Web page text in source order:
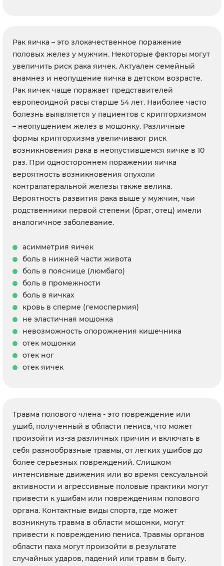
Рак яичка – это злокачественное поражение
половых желез у мужчин. Некоторые факторы могут
увеличить риск рака яичек. Актуален семейный
анамнез и неопущение яичка в детском возрасте.
Рак яичек чаще поражает представителей
европеоидной расы старше 54 лет. Наиболее часто
болезнь выявляется у пациентов с крипторхизмом
– неопущением желез в мошонку. Различные
формы крипторхизма увеличивают риск
возникновения рака в неопустившемся яичке в 10
раз. При одностороннем поражении яичка
вероятность возникновения опухоли
контралатеральной железы также велика.
Вероятность развития рака выше у мужчин, чьи
родственники первой степени (брат, отец) имели
аналогичное заболевание.
асимметрия яичек
боль в нижней части живота
боль в пояснице (люмбаго)
боль в промежности
боль в яичках
кровь в сперме (гемоспермия)
не эластичная мошонка
невозможность опорожнения кишечника
отек мошонки
отек ног
отек яичек
Травма полового члена - это повреждение или
ушиб, полученный в области пениса, что может
произойти из-за различных причин и включать в
себя разнообразные травмы, от легких ушибов до
более серьезных повреждений. Слишком
интенсивные движения или во время сексуальной
активности и агрессивные половые практики могут
привести к ушибам или повреждениям полового
органа. Контактные виды спорта, где может
возникнуть травма в области мошонки, могут
привести к повреждению пениса. Травмы органов
области паха могут произойти в результате
случайных ударов, падений или травм в быту.